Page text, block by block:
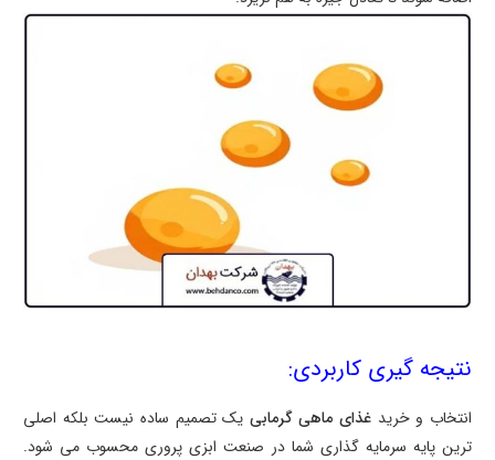
نتیجه گیری کاربردی:
انتخاب و خرید غذای ماهی گرمابی یک تصمیم ساده نیست بلکه اصلی
ترین پایه سرمایه گذاری شما در صنعت ابزی پروری محسوب می شود.